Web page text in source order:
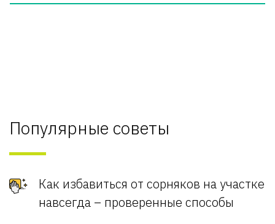
Популярные советы
Как избавиться от сорняков на участке
навсегда – проверенные способы